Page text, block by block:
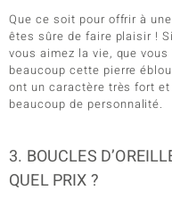
Que ce soit pour offrir à
êtes sûre de faire plaisir !
vous aimez la vie, que
beaucoup cette pierre
ont un caractère très fort
beaucoup de personnalité.
3. BOUCLES
QUEL PRIX ?